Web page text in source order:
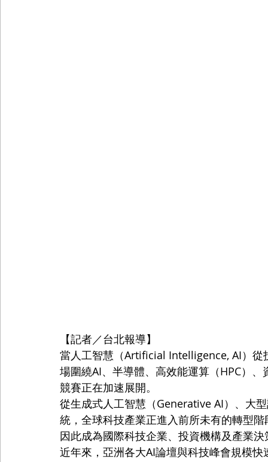
【記者／台北報導】
當人工智慧（Artificial Intelligence, AI）從
場圍繞AI、半導體、高效能運算（HPC）
競賽正在加速展開。
從生成式人工智慧（Generative AI）、大
統，全球科技產業正進入前所未有的轉型
因此成為國際科技企業、投資機構及產業
近年來，亞洲各大AI論壇與科技峰會規模